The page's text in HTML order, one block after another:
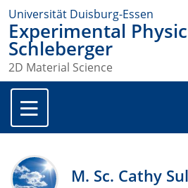
Universität Duisburg-Essen
Experimental
Schleberger
2D Material Science
M. Sc. Cathy